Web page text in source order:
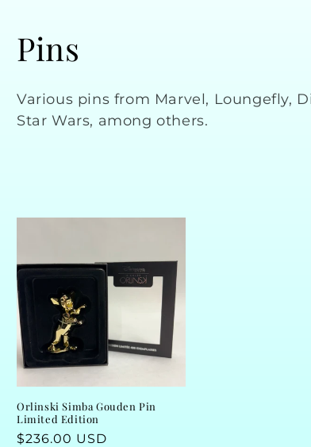
C
o
l
e
c
t
i
o
n
Pins
Various pins from Marvel, Loungefly,
Star Wars, among others.
Orlinski Simba Gouden Pin
Limited Edition
Regular
$236.00 USD